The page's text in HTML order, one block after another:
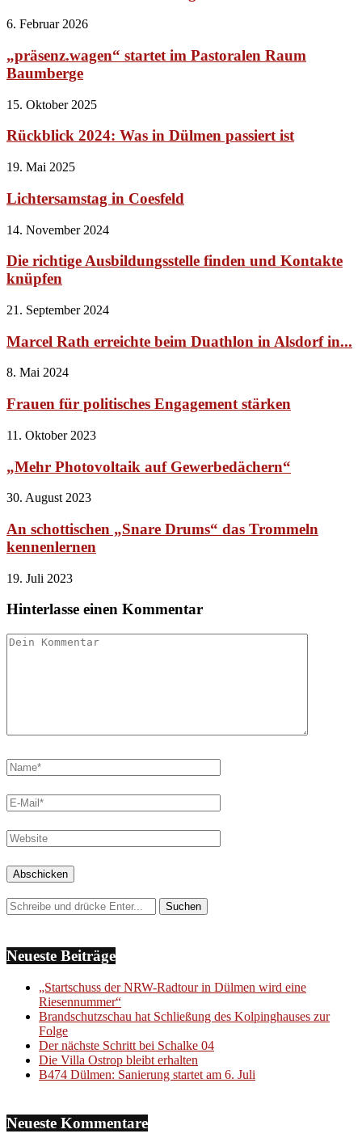
6. Februar 2026
„präsenz.wagen“ startet im Pastoralen Raum
Baumberge
15. Oktober 2025
Rückblick 2024: Was in Dülmen passiert ist
19. Mai 2025
Lichtersamstag in Coesfeld
14. November 2024
Die richtige Ausbildungsstelle finden und Kontakte
knüpfen
21. September 2024
Marcel Rath erreichte beim Duathlon in Alsdorf in...
8. Mai 2024
Frauen für politisches Engagement stärken
11. Oktober 2023
„Mehr Photovoltaik auf Gewerbedächern“
30. August 2023
An schottischen „Snare Drums“ das Trommeln
kennenlernen
19. Juli 2023
Hinterlasse einen Kommentar
Neueste Beiträge
„Startschuss der NRW-Radtour in Dülmen wird eine
Riesennummer“
Brandschutzschau hat Schließung des Kolpinghauses zur
Folge
Der nächste Schritt bei Schalke 04
Die Villa Ostrop bleibt erhalten
B474 Dülmen: Sanierung startet am 6. Juli
Neueste Kommentare